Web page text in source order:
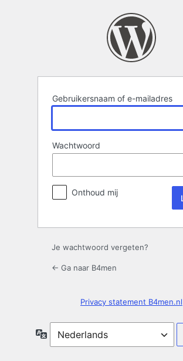
Gebruikersnaam of e-mailadres
Wachtwoord
Onthoud mij
Je wachtwoord vergeten?
← Ga naar B4men
Privacy statement B4men.nl
Taal